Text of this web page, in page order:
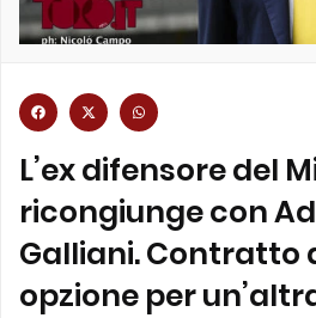
L’ex difensore del
ricongiunge con
Galliani. Contratto
opzione per